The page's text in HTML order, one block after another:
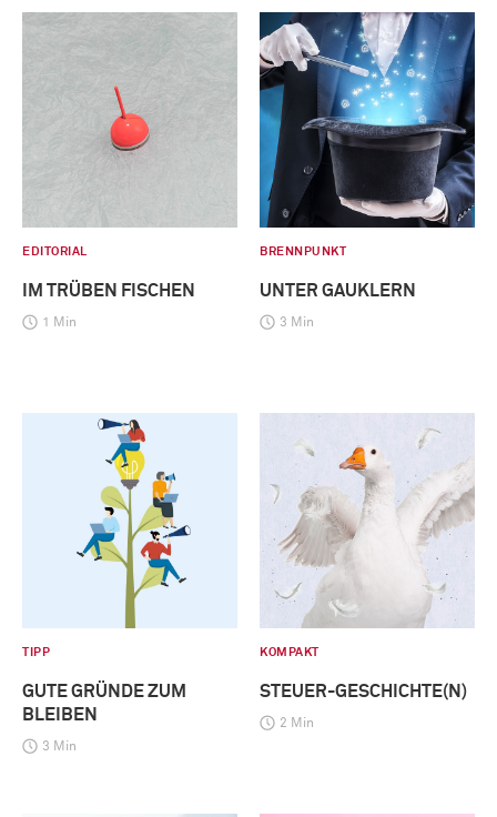
EDITORIAL
IM TRÜBEN FISCHEN
1 Min
BRENNPUNKT
UNTER GAUKLERN
3 Min
TIPP
GUTE GRÜNDE ZUM
BLEIBEN
3 Min
KOMPAKT
STEUER-GESCHICHTE(N)
2 Min